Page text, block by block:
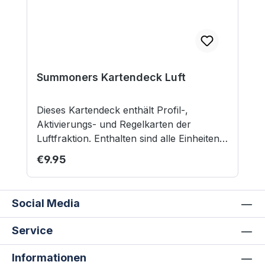
Summoners Kartendeck Luft
Dieses Kartendeck enthält Profil-,
Aktivierungs- und Regelkarten der
Luftfraktion. Enthalten sind alle Einheiten
aus dem Summoners-Grundregelwerk.
Kreaturenkarten der Stufe 1 und 2 sind
doppelt enthalten, wobei mit einer Karte
abgedeckt werden. Inhalt: 15 Profilkarten
4 Zauber- und Regelkarten 9
Aktivierungskarten Nicht geeignet für
Kinder unter 12 Jahren.
Regular price:
€9.95
Social Media
Service
Informationen